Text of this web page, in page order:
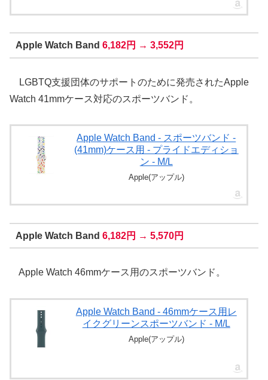
Apple Watch Band 6,182円 → 3,552円
LGBTQ支援団体のサポートのために発売されたApple
Watch 41mmケース対応のスポーツバンド。
Apple Watch Band - スポーツバンド -
(41mm)ケース用 - プライドエディショ
ン - M/L
Apple(アップル)
Apple Watch Band 6,182円 → 5,570円
Apple Watch 46mmケース用のスポーツバンド。
Apple Watch Band - 46mmケース用レ
イクグリーンスポーツバンド - M/L
Apple(アップル)